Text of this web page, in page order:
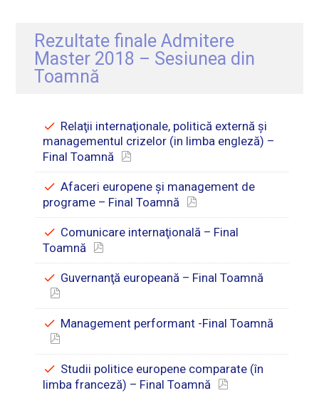
Rezultate finale Admitere
Master 2018 – Sesiunea din
Toamnă
Relaţii internaţionale, politică externă şi
managementul crizelor (in limba engleză) –
Final Toamnă
Afaceri europene şi management de
programe – Final Toamnă
Comunicare internaţională – Final
Toamnă
Guvernanţă europeană – Final Toamnă
Management performant -Final Toamnă
Studii politice europene comparate (în
limba franceză) – Final Toamnă